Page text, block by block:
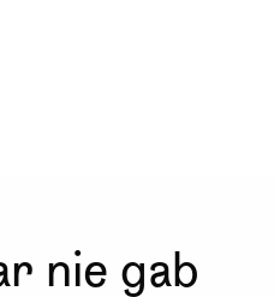
nie gab